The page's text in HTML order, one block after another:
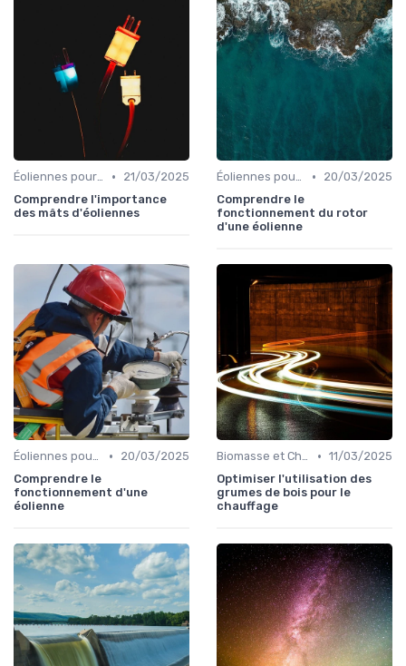
Éoliennes pour Particuliers •
21/03/2025
Comprendre l'importance
des mâts d'éoliennes
Éoliennes pour Particuliers •
20/03/2025
Comprendre le
fonctionnement du rotor
d'une éolienne
Éoliennes pour Particuliers •
20/03/2025
Comprendre le
fonctionnement d'une
éolienne
Biomasse et Chauffage Écologique • 11/03/2025
Optimiser l'utilisation des
grumes de bois pour le
chauffage